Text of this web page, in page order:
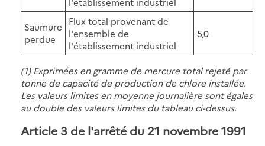
Saumure
perdue
Flux total provenant de
l'ensemble de
l'établissement industriel
5,0
(1) Exprimées en gramme de mercure total rejeté par
tonne de capacité de production de chlore installée.
Les valeurs limites en moyenne journalière sont égales
au double des valeurs limites du tableau ci-dessus.
Article 3 de l'arrêté du 21 novembre 1991